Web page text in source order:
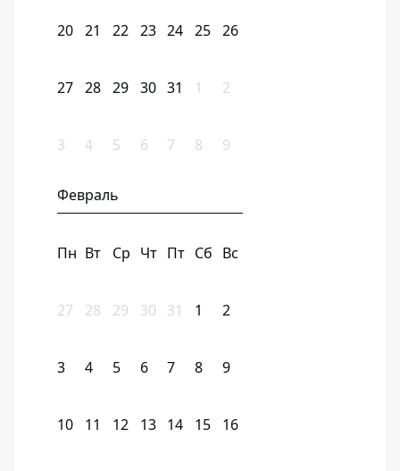
20 21 22 23 24 25 26
27 28 29 30 31 1 2
3 4 5 6 7 8 9
Февраль
Пн Вт Ср Чт Пт Сб Вс
27 28 29 30 31 1 2
3 4 5 6 7 8 9
10 11 12 13 14 15 16